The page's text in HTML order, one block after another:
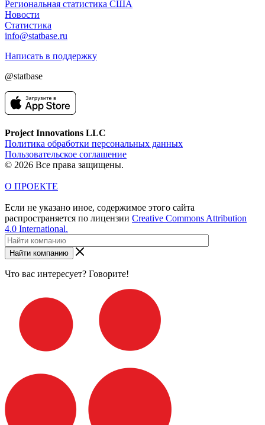
Региональная статистика США
Новости
Статистика
info@statbase.ru
Написать в поддержку
@statbase
Project Innovations LLC
Политика обработки персональных данных
Пользовательское соглашение
© 2026 Все права защищены.
О ПРОЕКТЕ
Если не указано иное, содержимое этого сайта
распространяется по лицензии Creative Commons Attribution
4.0 International.
Найти компанию
Что вас интересует? Говорите!